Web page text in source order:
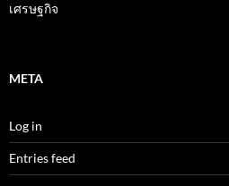
เศรษฐกิจ
META
Log in
Entries feed